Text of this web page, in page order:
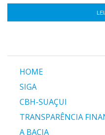
HOME
SIGA
CBH-SUAÇUI
TRANSPARÊNCIA
A BACIA